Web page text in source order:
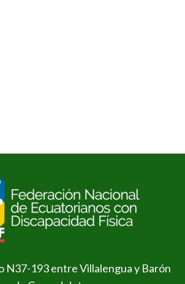
N37-193 entre Villalengua y Barón